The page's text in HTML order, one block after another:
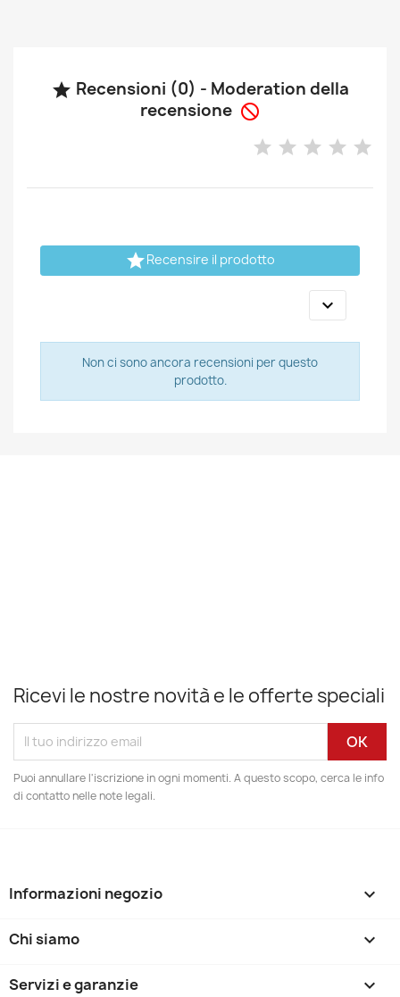
 Recensioni (0) - Moderation della
recensione 
Recensire il prodotto

Non ci sono ancora recensioni per questo
prodotto.
Ricevi le nostre novità e le offerte speciali
Puoi annullare l'iscrizione in ogni momenti. A questo scopo, cerca le info
di contatto nelle note legali.
Informazioni negozio keyboard_arrow_down
Chi siamo 
Servizi e garanzie 